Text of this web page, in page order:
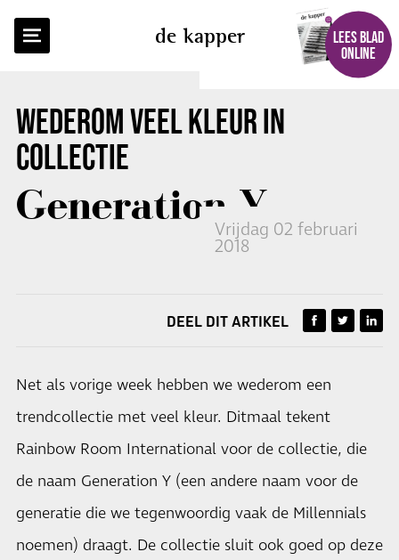
de kapper
LEES BLAD
ONLINE
WEDEROM VEEL KLEUR IN
COLLECTIE
Generation Y
Vrijdag 02 februari
2018
TERUG NAAR OVERZICHT
DEEL DIT ARTIKEL
Net als vorige week hebben we wederom een
trendcollectie met veel kleur. Ditmaal tekent
Rainbow Room International voor de collectie, die
de naam Generation Y (een andere naam voor de
generatie die we tegenwoordig vaak de Millennials
noemen) draagt. De collectie sluit ook goed op deze